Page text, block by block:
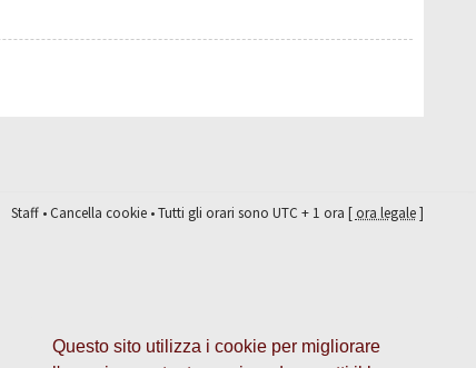
Questo sito utilizza i cookie per migliorare
Staff•Cancella cookie• Tutti gli orari sono UTC + 1 ora [ora legale]